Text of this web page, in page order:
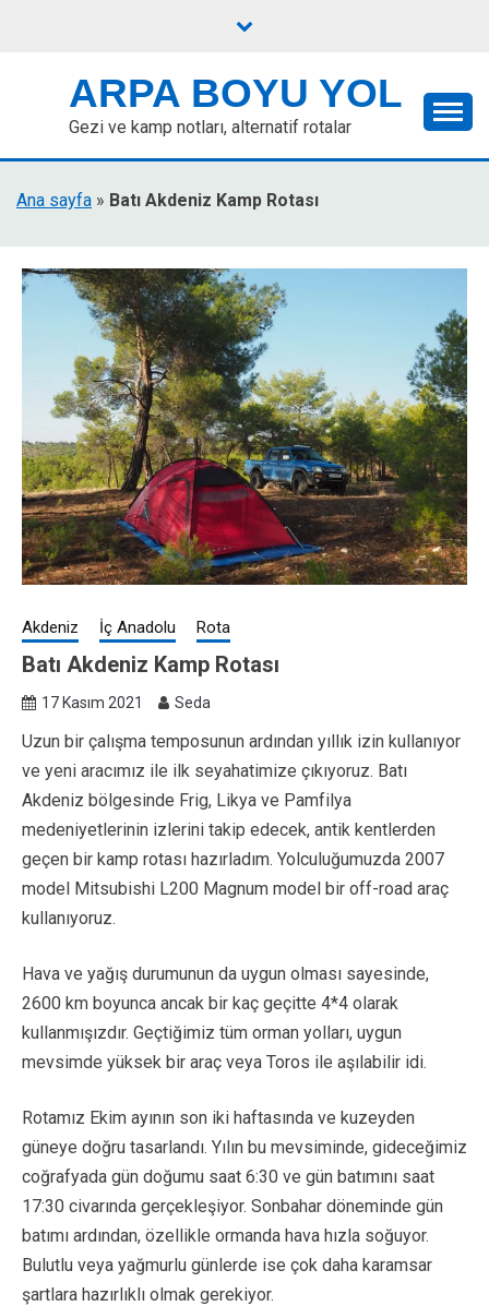
ARPA BOYU YOL
Gezi ve kamp notları, alternatif rotalar
Ana sayfa » Batı Akdeniz Kamp Rotası
Akdeniz İç Anadolu Rota
Batı Akdeniz Kamp Rotası
17 Kasım 2021 Seda
Uzun bir çalışma temposunun ardından yıllık izin kullanıyor
ve yeni aracımız ile ilk seyahatimize çıkıyoruz. Batı
Akdeniz bölgesinde Frig, Likya ve Pamfilya
medeniyetlerinin izlerini takip edecek, antik kentlerden
geçen bir kamp rotası hazırladım. Yolculuğumuzda 2007
model Mitsubishi L200 Magnum model bir off-road araç
kullanıyoruz.
Hava ve yağış durumunun da uygun olması sayesinde,
2600 km boyunca ancak bir kaç geçitte 4*4 olarak
kullanmışızdır. Geçtiğimiz tüm orman yolları, uygun
mevsimde yüksek bir araç veya Toros ile aşılabilir idi.
Rotamız Ekim ayının son iki haftasında ve kuzeyden
güneye doğru tasarlandı. Yılın bu mevsiminde, gideceğimiz
coğrafyada gün doğumu saat 6:30 ve gün batımını saat
17:30 civarında gerçekleşiyor. Sonbahar döneminde gün
batımı ardından, özellikle ormanda hava hızla soğuyor.
Bulutlu veya yağmurlu günlerde ise çok daha karamsar
şartlara hazırlıklı olmak gerekiyor.